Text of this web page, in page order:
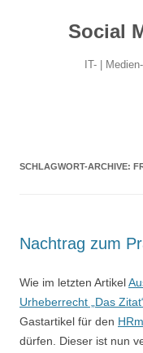
Social
IT- |
SCHLAGWORT-ARCHIVE:
Nachtrag zum
Wie im letzten Artikel
Urheberrecht „Das
Gastartikel für den
dürfen. Dieser ist nun